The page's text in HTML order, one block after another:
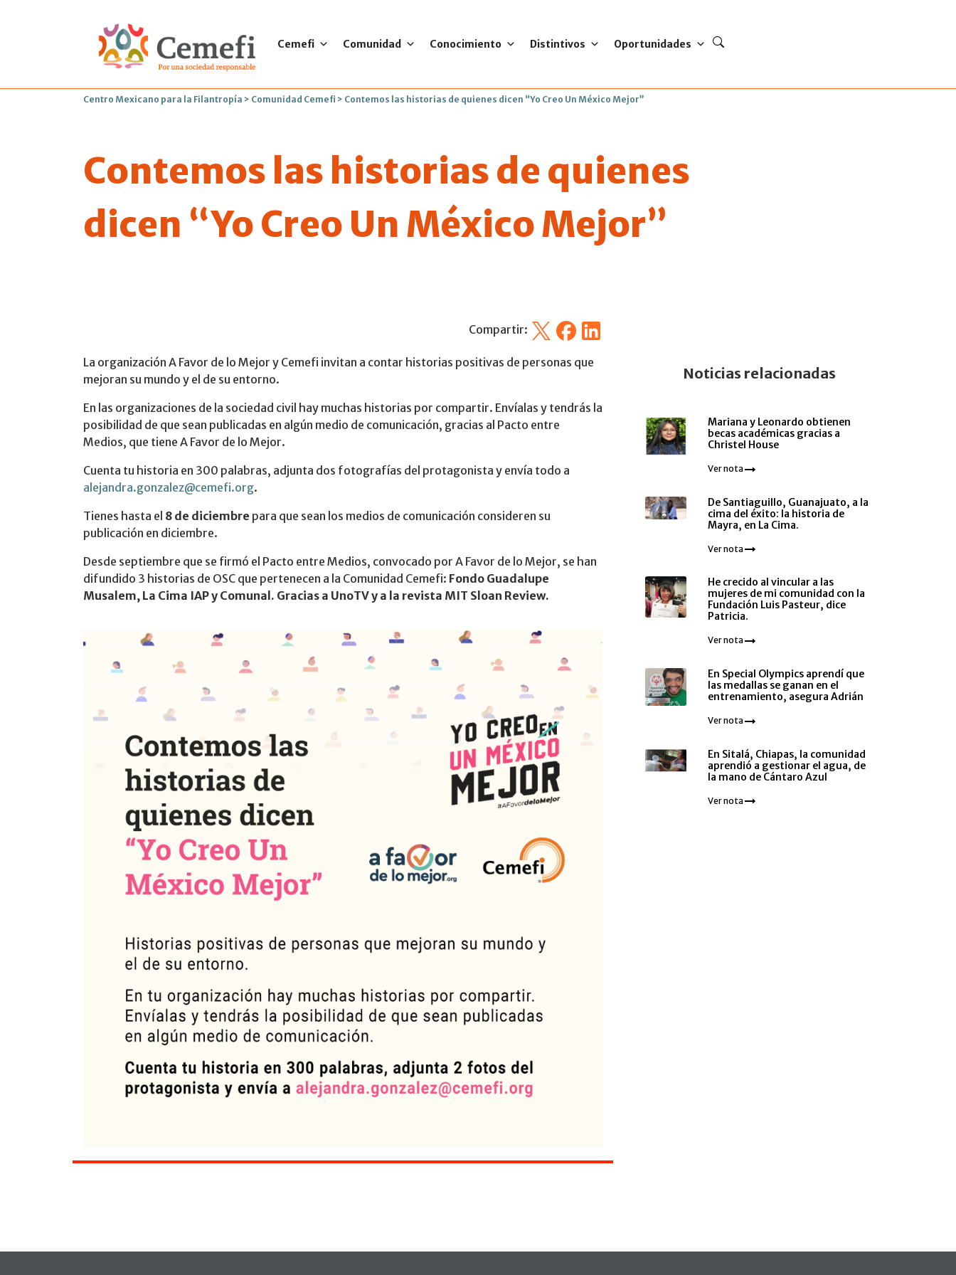
Cemefi Comunidad Conocimiento Distintivos Oportunidades
Centro Mexicano para la Filantropía > Comunidad Cemefi > Contemos las historias de quienes dicen “Yo Creo Un México Mejor”
Contemos las historias de quienes
dicen “Yo Creo Un México Mejor”
Compartir: X FacebookLinkedin
La organización A Favor de lo Mejor y Cemefi invitan a contar historias positivas de personas que
mejoran su mundo y el de su entorno.
En las organizaciones de la sociedad civil hay muchas historias por compartir. Envíalas y tendrás la
posibilidad de que sean publicadas en algún medio de comunicación, gracias al Pacto entre
Medios, que tiene A Favor de lo Mejor.
Cuenta tu historia en 300 palabras, adjunta dos fotografías del protagonista y envía todo a
alejandra.gonzalez@cemefi.org.
Tienes hasta el 8 de diciembre para que sean los medios de comunicación consideren su
publicación en diciembre.
Desde septiembre que se firmó el Pacto entre Medios, convocado por A Favor de lo Mejor, se han
difundido 3 historias de OSC que pertenecen a la Comunidad Cemefi: Fondo Guadalupe
Musalem, La Cima IAP y Comunal. Gracias a UnoTV y a la revista MIT Sloan Review.
Noticias relacionadas
Mariana y Leonardo obtienen
becas académicas gracias a
Christel House
Ver nota
De Santiaguillo, Guanajuato, a la
cima del éxito: la historia de
Mayra, en La Cima.
Ver nota
He crecido al vincular a las
mujeres de mi comunidad con la
Fundación Luis Pasteur, dice
Patricia.
Ver nota
En Special Olympics aprendí que
las medallas se ganan en el
entrenamiento, asegura Adrián
Ver nota
En Sitalá, Chiapas, la comunidad
aprendió a gestionar el agua, de
la mano de Cántaro Azul
Ver nota